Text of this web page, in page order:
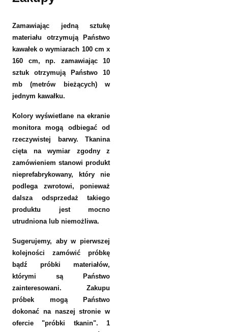
Zamawiając jedną sztukę
materiału otrzymują Państwo
kawałek o wymiarach 100 cm x
160 cm, np. zamawiając 10
sztuk otrzymują Państwo 10
mb (metrów bieżących) w
jednym kawałku.
Kolory wyświetlane na ekranie
monitora mogą odbiegać od
rzeczywistej barwy. Tkanina
cięta na wymiar zgodny z
zamówieniem stanowi produkt
nieprefabrykowany, który nie
podlega zwrotowi, ponieważ
dalsza odsprzedaż takiego
produktu jest mocno
utrudniona lub niemożliwa.
Sugerujemy, aby w pierwszej
kolejności zamówić próbkę
bądź próbki materiałów,
którymi są Państwo
zainteresowani. Zakupu
próbek mogą Państwo
dokonać na naszej stronie w
ofercie "próbki tkanin". 1